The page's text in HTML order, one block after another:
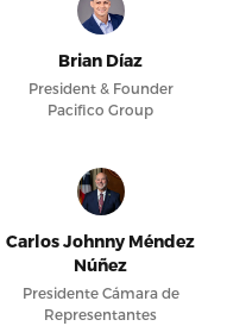
Brian Díaz
President & Founder
Pacifico Group
Carlos Johnny Méndez
Núñez
Presidente Cámara de
Representantes